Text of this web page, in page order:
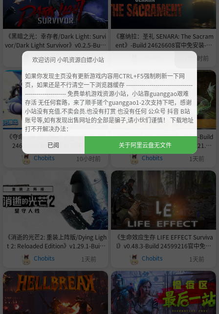
《黑暗之光：幸存者/Dark Light: Survi
vor/Dark Light Survivor》v0.2.5-Build
24585905官中免安装-简中|支持键盘.
鼠标.手柄13.0GB
Chobits 9小时前
《塞纳拉：圣礼 SENARA: The Sacram
ent》-Build 24626608官中免安装-简
中7.4GB
10小时前
《夺命飞鸽 Deadliest Pigeon》-Build
24629860官中免安装-简中4.9GB
Chobits
10小时前
《落日余晖 IFSUNSETS》v0.8.9-Build
24589848官中免安装-简中|容量21.8G
B
Chobits 1天前
《消逝的光芒2: 重装上阵版/Dying Ligh
t 2: Reloaded Edition》v1.29.1-Build
24592707官中+全DLC+预购奖励+艾琳
娜MOD+修改器支持键鼠.手柄|赠多项修
改器+联机补丁79.0GB付WIN7修复补
丁
Chobits 1天前
《生命效应生存 LIFE EFFECT Surviva
l》v0.48.3-Build 24599216官中免安
装-简中20.5GB
Chobits 1天前
欢迎访问 小叽资源白嫖小站
如果你发现主页没有更新游戏内容用CTRL+F5强制刷新一下网
页，如果还是不行清空一下浏览器缓存 ----------------------------------
--------------------- 免费单机游戏资源小站，小站靠guanggao艰难
存活 无任何套路，来了顺手搓个guanggao1-2次支持下吧，感谢
小站没有充值.不卖会员.也没有打赏 也没有任何 公众号 抖音 B站
账号等,如有发现出售网址的全部是骗子,请小伙们谨慎！ 下载地址
打不开解决办法：
已阅
关于阿里云盘无文件